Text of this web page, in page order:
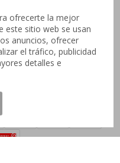
ofrecerte la mejor
este sitio web se usan
anuncios, ofrecer
el tráfico, publicidad
detalles e
hs - Pick up web 3 a